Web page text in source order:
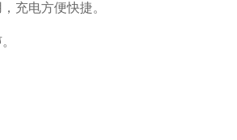
充电方便快捷。